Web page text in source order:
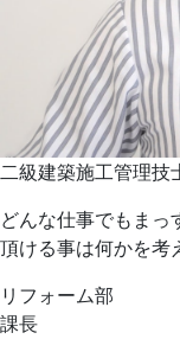
二級建築施工管理技
どんな仕事でもまっ
頂ける事は何かを考
リフォーム部
課長